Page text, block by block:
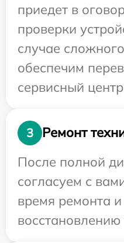
приедет в
проверки
случае
обеспечим
сервисный
3
Ремонт
После полной
согласуем с
время ремонта
восстановлению